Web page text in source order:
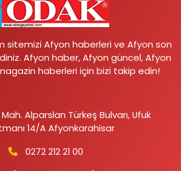
sitemizi Afyon haberleri ve Afyon son
Afyon haber, Afyon güncel, Afyon
haberleri için bizi takip edin!
Alparslan Türkeş Bulvarı, Ufuk
14/A Afyonkarahisar
0272 212 21 00